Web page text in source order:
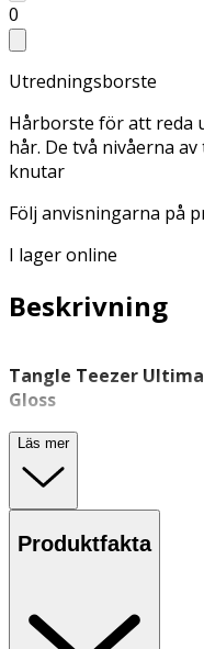
0
Utredningsborste
Hårborste för att reda
hår. De två nivåerna
knutar
Följ anvisningarna på
I lager online
Beskrivning
Tangle Teezer
Gloss
Tangle Teezer
särskilt framtagen för
hår. Den är utformad
som försiktigt glider
Passar utmärkt att
Egenskaper
Läs mer
Produktfakta